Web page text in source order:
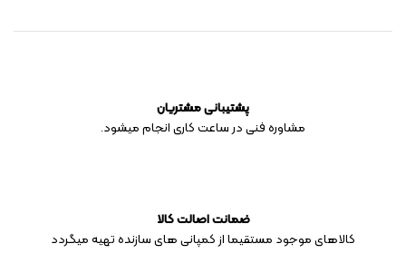
پشتیبانی مشتریان
مشاوره فنی در ساعت کاری انجام میشود.
ضمانت اصالت کالا
کالاهای موجود مستقیما از کمپانی های سازنده تهیه میگردد